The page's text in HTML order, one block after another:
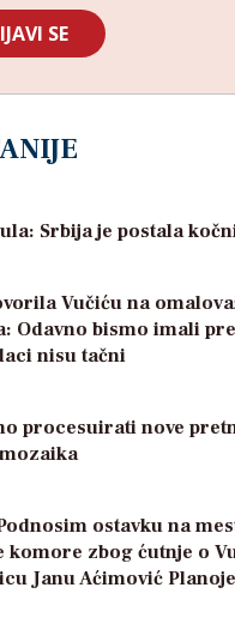
Srbija je postala
Vučiću na
Odavno bismo imali
nisu tačni
procesuirati nove
ostavku na
komore zbog ćutnje o
Janu Aćimović